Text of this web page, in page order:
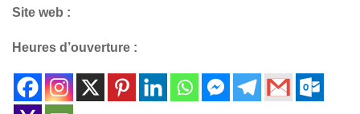
Site web :
Heures d’ouverture :